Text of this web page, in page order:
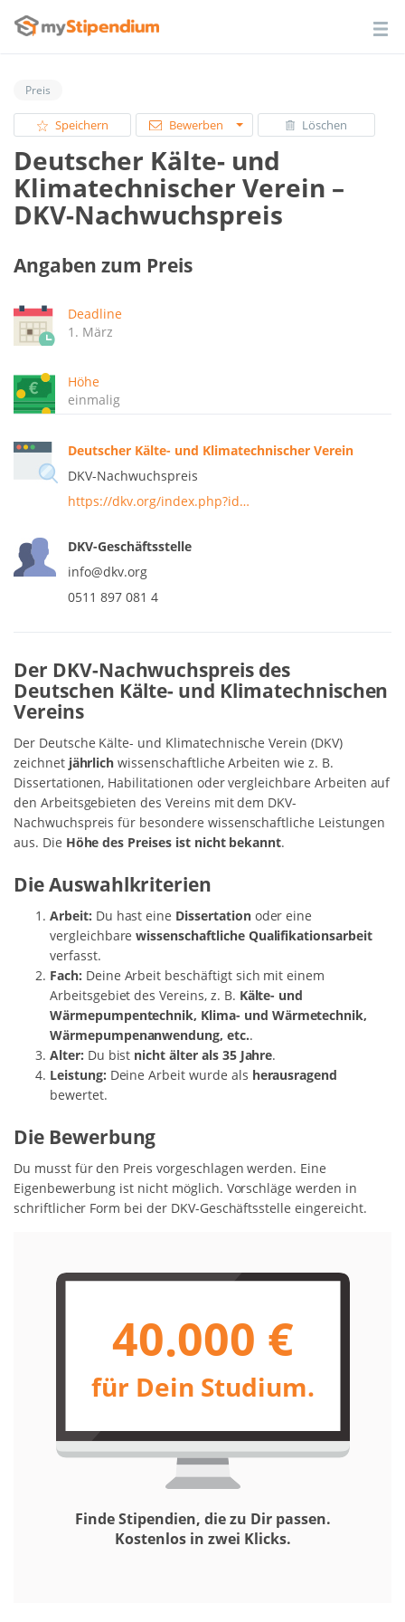
Preis
Speichern Bewerben Löschen
Deutscher Kälte- und
Klimatechnischer Verein –
DKV-Nachwuchspreis
Angaben zum Preis
Deadline
1. März
Höhe
einmalig
Deutscher Kälte- und Klimatechnischer Verein
DKV-Nachwuchspreis
https://dkv.org/index.php?id…
DKV-Geschäftsstelle
info@dkv.org
0511 897 081 4
Der DKV-Nachwuchspreis des
Deutschen Kälte- und Klimatechnischen
Vereins
Der Deutsche Kälte- und Klimatechnische Verein (DKV)
zeichnet jährlich wissenschaftliche Arbeiten wie z. B.
Dissertationen, Habilitationen oder vergleichbare Arbeiten auf
den Arbeitsgebieten des Vereins mit dem DKV-
Nachwuchspreis für besondere wissenschaftliche Leistungen
aus. Die Höhe des Preises ist nicht bekannt.
Die Auswahlkriterien
Arbeit: Du hast eine Dissertationoder eine
vergleichbarewissenschaftliche Qualifikationsarbeit
verfasst.
Fach: Deine Arbeit beschäftigt sich mit einem
Arbeitsgebiet des Vereins, z. B. Kälte- und
Wärmepumpentechnik, Klima- und Wärmetechnik,
Wärmepumpenanwendung, etc..
Alter: Du bist nicht älter als 35 Jahre.
Leistung: Deine Arbeit wurde als herausragend
bewertet.
Die Bewerbung
Du musst für den Preis vorgeschlagen werden. Eine
Eigenbewerbung ist nicht möglich. Vorschläge werden in
schriftlicher Form bei der DKV-Geschäftsstelle eingereicht.
40.000 €
für Dein Studium.
Finde Stipendien, die zu Dir passen.
Kostenlos in zwei Klicks.